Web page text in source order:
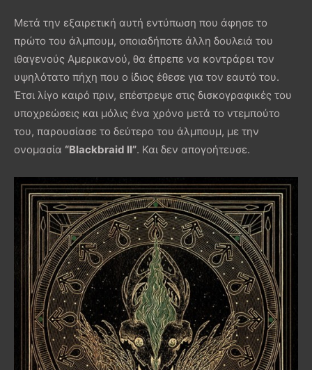
Μετά την εξαιρετική αυτή εντύπωση που άφησε το
πρώτο του άλμπουμ, οποιαδήποτε άλλη δουλειά του
ιθαγενούς Αμερικανού, θα έπρεπε να κοντράρει τον
υψηλότατο πήχη που ο ίδιος έθεσε για τον εαυτό του.
Έτσι λίγο καιρό πριν, επέστρεψε στις δισκογραφικές του
υποχρεώσεις και μόλις ένα χρόνο μετά το ντεμπούτο
του, παρουσίασε το δεύτερο του άλμπουμ, με την
ονομασία “Blackbraid IΙ”. Και δεν απογοήτευσε.